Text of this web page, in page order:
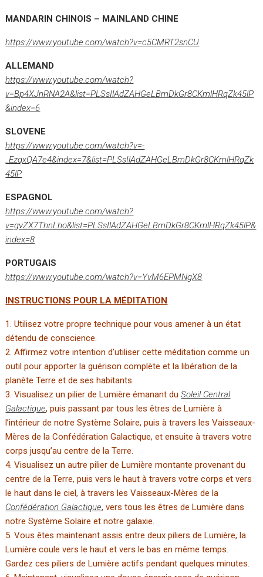
MANDARIN CHINOIS – MAINLAND CHINE
https://www.youtube.com/watch?v=c5CMRT2snCU
ALLEMAND
https://www.youtube.com/watch?
v=Bp4XJnRNA2A&list=PLSsIlAdZAHGeLBmDkGr8CKmlHRqZk45lP
&index=6
SLOVENE
https://www.youtube.com/watch?v=-
_EzqxQA7e4&index=7&list=PLSsIlAdZAHGeLBmDkGr8CKmlHRqZk
45lP
ESPAGNOL
https://www.youtube.com/watch?
v=gvZX7ThnLho&list=PLSsIlAdZAHGeLBmDkGr8CKmlHRqZk45lP&
index=8
PORTUGAIS
https://www.youtube.com/watch?v=YvM6EPMNgX8
INSTRUCTIONS POUR LA MÉDITATION
1. Utilisez votre propre technique pour vous amener à un état
détendu de conscience.
2. Affirmez votre intention d’utiliser cette méditation comme un
outil pour apporter la guérison complète et la libération de la
planète Terre et de ses habitants.
3. Visualisez un pilier de Lumière émanant duSoleil Central
Galactique, puis passant par tous les êtres de Lumière à
l’intérieur de notre Système Solaire, puis à travers les Vaisseaux-
Mères de la Confédération Galactique, et ensuite à travers votre
corps jusqu’au centre de la Terre.
4. Visualisez un autre pilier de Lumière montante provenant du
centre de la Terre, puis vers le haut à travers votre corps et vers
le haut dans le ciel, à travers les Vaisseaux-Mères de la
Confédération Galactique, vers tous les êtres de Lumière dans
notre Système Solaire et notre galaxie.
5. Vous êtes maintenant assis entre deux piliers de Lumière, la
Lumière coule vers le haut et vers le bas en même temps.
Gardez ces piliers de Lumière actifs pendant quelques minutes.